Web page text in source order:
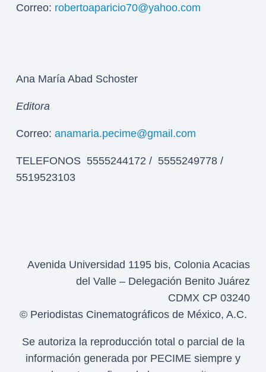
Correo: robertoaparicio70@yahoo.com
Ana María Abad Schoster
Editora
Correo: anamaria.pecime@gmail.com
TELEFONOS 5555244172 / 5555249778 /
5519523103
Avenida Universidad 1195 bis, Colonia Acacias
del Valle – Delegación Benito Juárez
CDMX CP 03240
© Periodistas Cinematográficos de México, A.C.
Se autoriza la reproducción total o parcial de la
información generada por PECIME siempre y